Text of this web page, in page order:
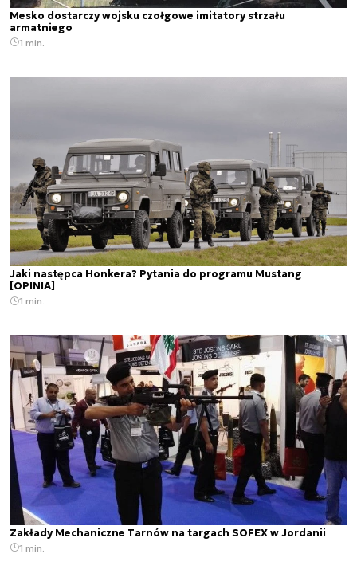
Mesko dostarczy wojsku czołgowe imitatory strzału
armatniego
1 min.
Jaki następca Honkera? Pytania do programu Mustang
[OPINIA]
1 min.
Zakłady Mechaniczne Tarnów na targach SOFEX w Jordanii
1 min.